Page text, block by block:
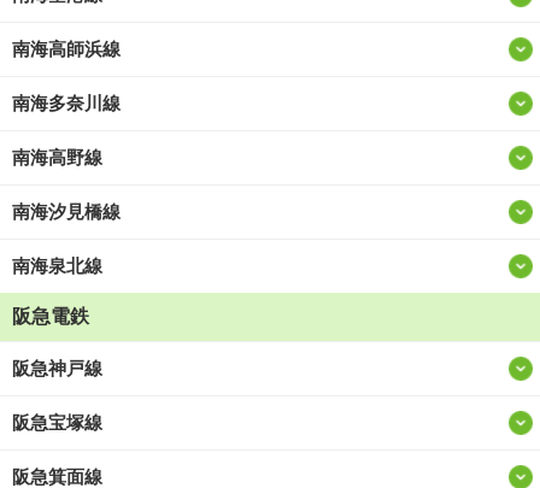
南海高師浜線
南海多奈川線
南海高野線
南海汐見橋線
南海泉北線
阪急電鉄
阪急神戸線
阪急宝塚線
阪急箕面線